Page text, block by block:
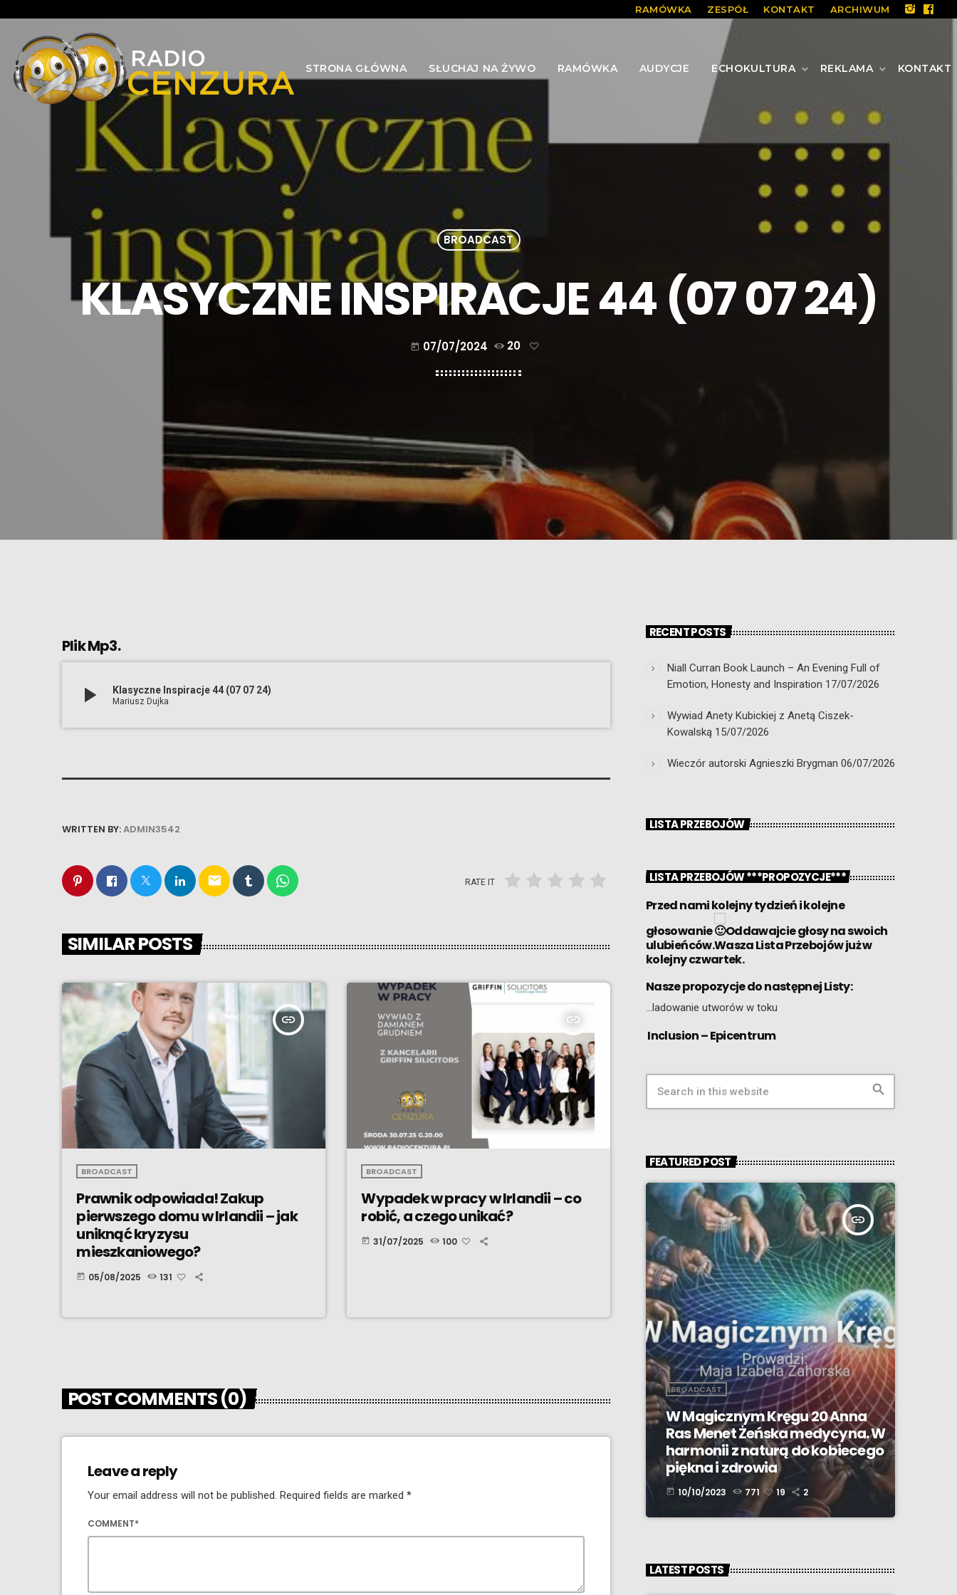
RAMÓWKA ZESPÓŁ KONTAKT ARCHIWUM
STRONA GŁÓWNA SŁUCHAJ NA ŻYWO RAMÓWKA AUDYCJE ECHOKULTURA REKLAMA KONTAKT
BROADCAST
KLASYCZNE INSPIRACJE 44 (07 07 24)
today 07/07/2024 20
Plik Mp3.
play_arrow Klasyczne Inspiracje 44 (07 07 24)
Mariusz Dujka
WRITTEN BY:ADMIN3542
email RATE IT
SIMILAR POSTS
insert_link
BROADCAST
Prawnik odpowiada! Zakup
pierwszego domu w Irlandii – jak
uniknąć kryzysu
mieszkaniowego?
today 05/08/2025 131
insert_link
BROADCAST
Wypadek w pracy w Irlandii – co
robić, a czego unikać?
today 31/07/2025 100
POST COMMENTS (0)
Leave a reply
Your email address will not be published. Required fields are marked *
COMMENT*
RECENT POSTS
Niall Curran Book Launch – An Evening Full of
Emotion, Honesty and Inspiration 17/07/2026
Wywiad Anety Kubickiej z Anetą Ciszek-
Kowalską 15/07/2026
Wieczór autorski Agnieszki Brygman 06/07/2026
LISTA PRZEBOJÓW
LISTA PRZEBOJÓW ***PROPOZYCJE***
Przed nami kolejny tydzień i kolejne
głosowanie
Oddawajcie głosy na swoich
ulubieńców.Wasza Lista Przebojów już w
kolejny czwartek.
Nasze propozycje do następnej Listy:
…ladowanie utworów w toku
Inclusion – Epicentrum
search
FEATURED POST
insert_link
BROADCAST
W Magicznym Kręgu 20 Anna
Ras Menet Żeńska medycyna. W
harmonii z naturą do kobiecego
piękna i zdrowia
today 10/10/2023 771 19 2
LATEST POSTS